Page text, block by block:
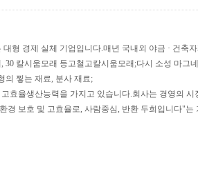
형 경제 실체 기업입니다.매년 국내외 야금 · 건축
칼시움모래 등고철고칼시움모래;다시 소성 마그
의 찧는 재료, 분사 재료;
율생산능력을 가지고 있습니다.회사는 경영의
보호 및 고효율로, 사람중심, 반환 두희입니다"는